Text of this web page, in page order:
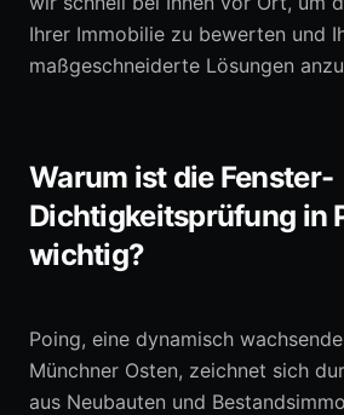
Ihrer Immobilie zu bewerten und
maßgeschneiderte Lösungen
Warum ist die Fenster-
Dichtigkeitsprüfung in
wichtig?
Poing, eine dynamisch
Münchner Osten, zeichnet sich
aus Neubauten und